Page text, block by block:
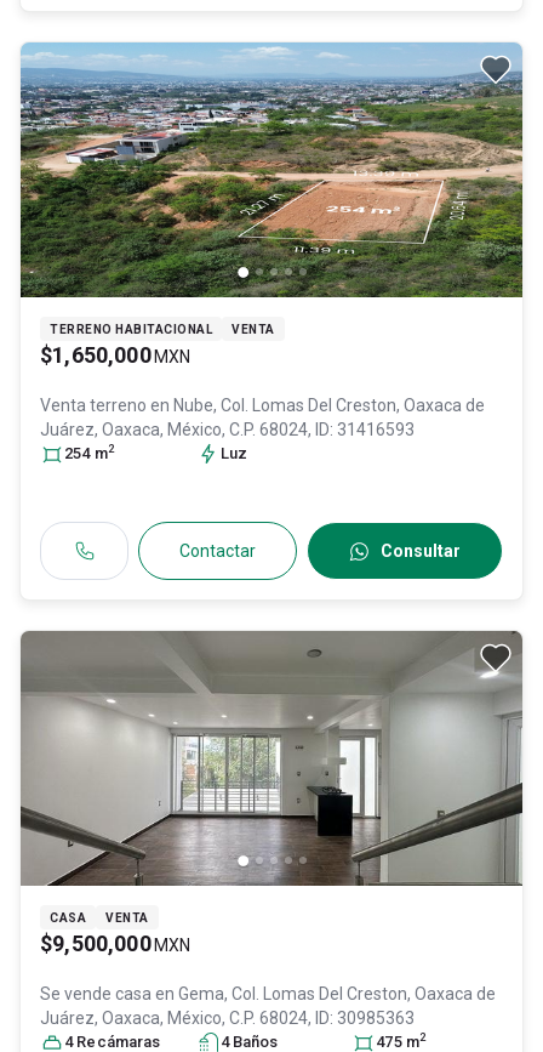
TERRENO HABITACIONAL VENTA
$1,650,000 MXN
Venta terreno en Nube, Col. Lomas Del Creston, Oaxaca de
Juárez, Oaxaca, México, C.P. 68024, ID: 31416593
254 m2 Luz
Contactar Consultar
CASA VENTA
$9,500,000 MXN
Se vende casa en Gema, Col. Lomas Del Creston, Oaxaca de
Juárez, Oaxaca, México, C.P. 68024, ID: 30985363
4 Recámaras 4 Baños 475 m2